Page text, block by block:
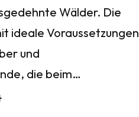
Wälder. Die
ideale Voraussetzungen
und
die beim…